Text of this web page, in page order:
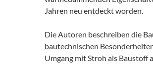
Jahren neu entdeckt worden.
Die Autoren beschreiben die
bautechnischen
Umgang mit Stroh als Baustoff